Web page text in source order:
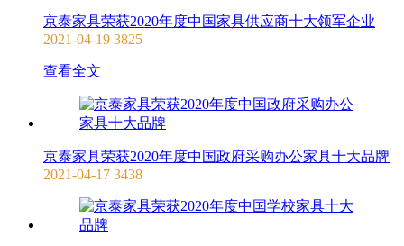
京泰家具荣获2020年度中国家具供应商十大领军企业
2021-04-19 3825
查看全文
京泰家具荣获2020年度中国政府采购办公家具十大品牌
2021-04-17 3438